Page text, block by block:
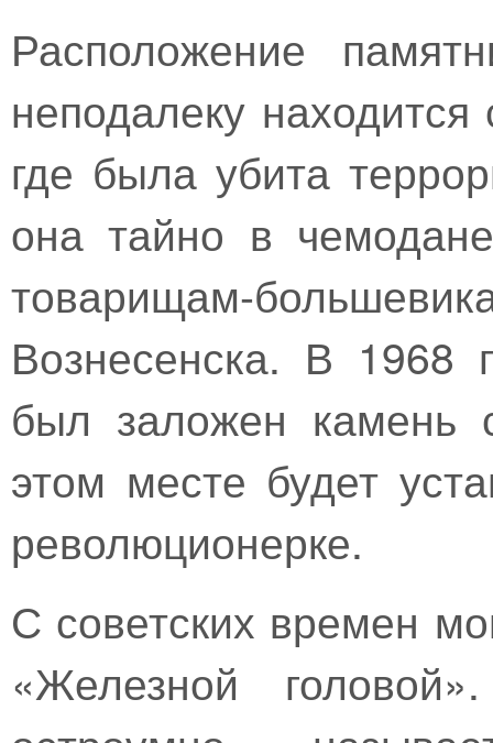
Расположение
неподалеку
где была убита
она тайно в
товарищам-
Вознесенска. В 1968
был заложен
этом месте будет
революционерке.
С советских времен
«Железной